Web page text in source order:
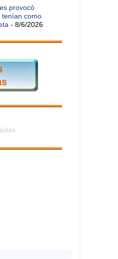
provocó
tenían como
- 8/6/2026